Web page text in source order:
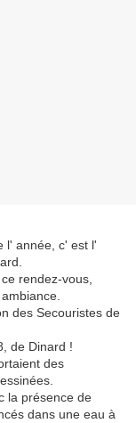
l' année, c' est l'
rendez-vous,
des Secouristes de
de Dinard !
des
la présence de
dans une eau à